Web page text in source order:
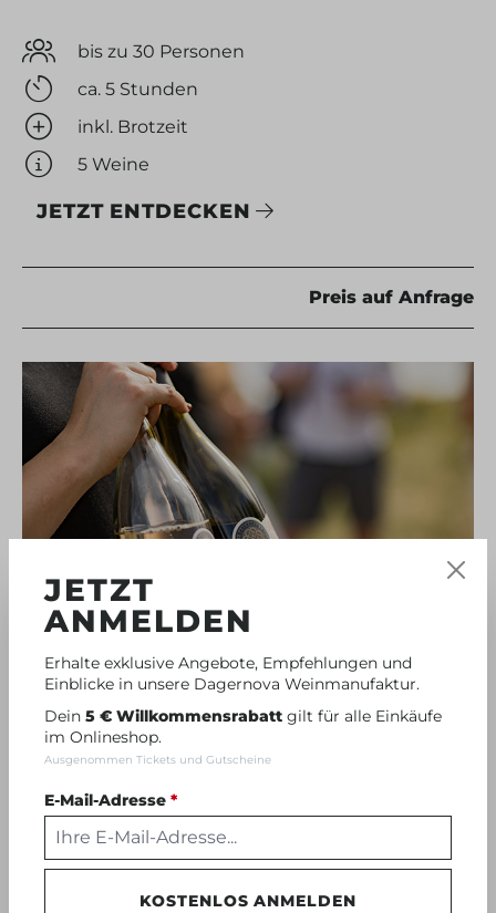
bis zu 30 Personen
ca. 5 Stunden
inkl. Brotzeit
5 Weine
JETZT ENTDECKEN
Preis auf Anfrage
WINE · WALK · KRAUSBERG
ab 15 Personen
Wanderung
JETZT ENTDECKEN
JETZT
ANMELDEN
Erhalte exklusive Angebote, Empfehlungen und
Einblicke in unsere Dagernova Weinmanufaktur.
Dein 5 € Willkommensrabatt gilt für alle Einkäufe
im Onlineshop.
Ausgenommen Tickets und Gutscheine
E-Mail-Adresse *
KOSTENLOS ANMELDEN